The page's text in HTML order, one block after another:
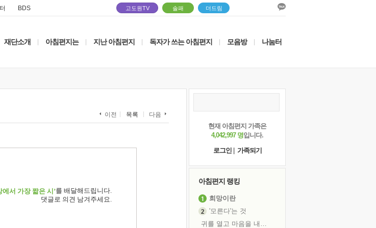
BDS 고도원TV 솔패 더드림
재단소개 아침편지는 지난 아침편지 독자가 쓰는 아침편지 모음방 나눔터
이전 목록 다음
에서 가장 짧은 시’를 배달해드립니다.
댓글로 의견 남겨주세요.
현재 아침편지 가족은
4,042,997 명입니다.
로그인
가족되기
아침편지 랭킹
희망이란
'모른다'는 것
귀를 열고 마음을 내어주고